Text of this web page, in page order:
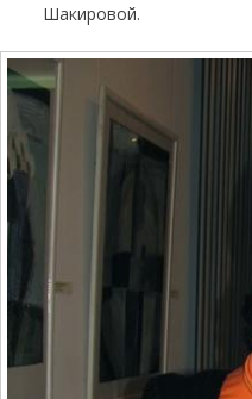
Шакировой.